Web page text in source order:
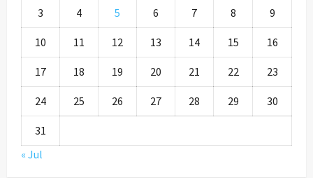
3 4 5 6 7 8 9
10 11 12 13 14 15 16
17 18 19 20 21 22 23
24 25 26 27 28 29 30
31
« Jul